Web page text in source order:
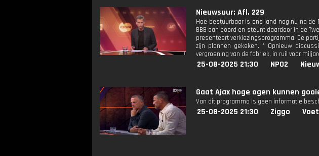
Nieuwsuur: Afl. 229
Hoe bestuurbaar is ons land nog nu na de
BBB aan boord en steunt daardoor in de
presenteert verkiezingsprogramma. De
zijn plannen gekeken. * Opnieuw
vergroening van de fabriek, in ruil voor
25-08-2025 21:30 NPO2
Gaat Ajax hoge ogen kunnen
Van dit programma is geen informatie
25-08-2025 21:30 Ziggo